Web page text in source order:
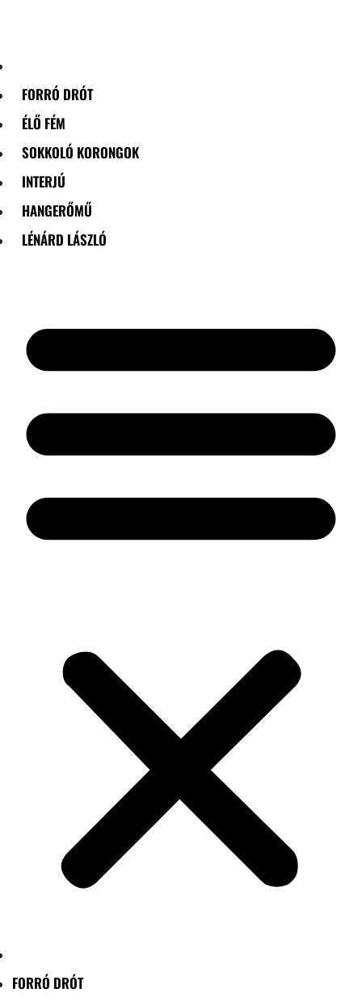
FORRÓ DRÓT
ÉLŐ FÉM
SOKKOLÓ KORONGOK
INTERJÚ
HANGERŐMŰ
LÉNÁRD LÁSZLÓ
FORRÓ DRÓT